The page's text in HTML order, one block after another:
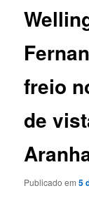
freio
de
Publicado em5